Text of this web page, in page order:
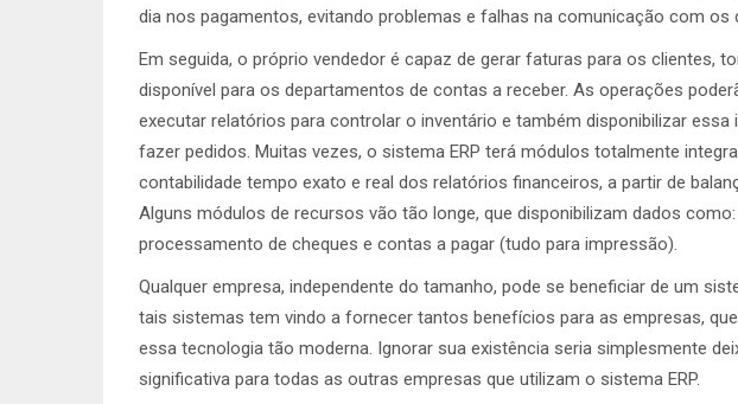
dia nos pagamentos, evitando problemas e falhas na comunicação com os
Em seguida, o próprio vendedor é capaz de gerar faturas para os clientes,
disponível para os departamentos de contas a receber. As operações
executar relatórios para controlar o inventário e também disponibilizar
fazer pedidos. Muitas vezes, o sistema ERP terá módulos totalmente
contabilidade tempo exato e real dos relatórios financeiros, a partir de
Alguns módulos de recursos vão tão longe, que disponibilizam dados
processamento de cheques e contas a pagar (tudo para impressão).
Qualquer empresa, independente do tamanho, pode se beneficiar de um
tais sistemas tem vindo a fornecer tantos benefícios para as empresas,
essa tecnologia tão moderna. Ignorar sua existência seria simplesmente
significativa para todas as outras empresas que utilizam o sistema ERP.